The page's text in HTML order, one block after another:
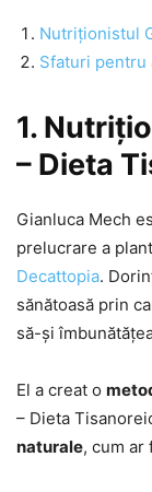
Nutriționistul
Sfaturi pentru
1.
– Dieta
Gianluca Mech
prelucrare a
Decattopia.
sănătoasă prin
să-și
El a creat o
– Dieta
naturale, cum ar